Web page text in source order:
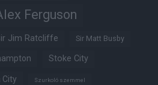
Ferguson
Jim Ratcliffe Sir Matt Busby
Stoke City
City Szurkoló szemmel